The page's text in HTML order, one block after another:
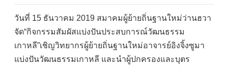
วันที่ 15 ธันวาคม 2019 สมาคมผู้ย้ายถิ่นฐานใหม่ว่านฮวา
จัด“กิจกรรมสัมผัสแบ่งปันประสบการณ์วัฒนธรรม
เกาหลี”เชิญวิทยากรผู้ย้ายถิ่นฐานใหม่อาจารย์อิงจิ้งซูมา
แบ่งปันวัฒนธรรมเกาหลี และนำผู้ปกครองและบุตร